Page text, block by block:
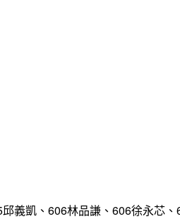
義凱、606林品謙、606徐永芯